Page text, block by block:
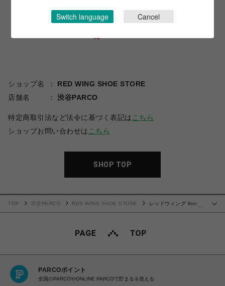
ショップ名
RED WING SHOE STORE
店舗名
渋谷PARCO
特定商取引法など法令に基づく表記は こちら
ショップお問い合わせは こちら
SHOP TOP
TOP 渋谷PARCO RED WING SHOE STORE
レッドウィング 6inch
PARCOポイント
全国のPARCOやONLINE PARCOで貯まる＆使える
Switch language Cancel